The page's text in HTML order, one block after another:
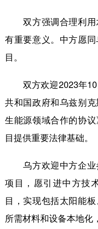
双方强调合理利用
有重要意义。中方愿
目。
双方欢迎2023年10
共和国政府和乌兹别
生能源领域合作的协
目提供重要法律基础。
乌方欢迎中方企业
项目，愿引进中方技
目，实现包括太阳能
所需材料和设备本地化